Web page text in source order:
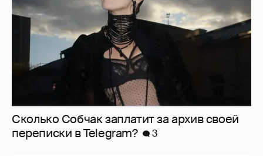
Сколько Собчак заплатит за архив своей
перeписки в Telegram?
3